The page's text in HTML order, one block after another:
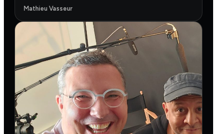
Mathieu Vasseur